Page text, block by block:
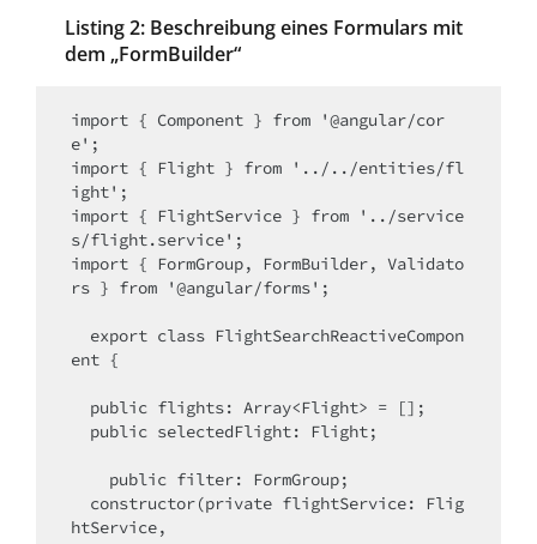
Listing 2: Beschreibung eines Formulars mit
dem „FormBuilder“
import { Component } from '@angular/cor
e';
import { Flight } from '../../entities/fl
ight';
import { FlightService } from '../service
s/flight.service';
import { FormGroup, FormBuilder, Validato
rs } from '@angular/forms';
ent {
htService,